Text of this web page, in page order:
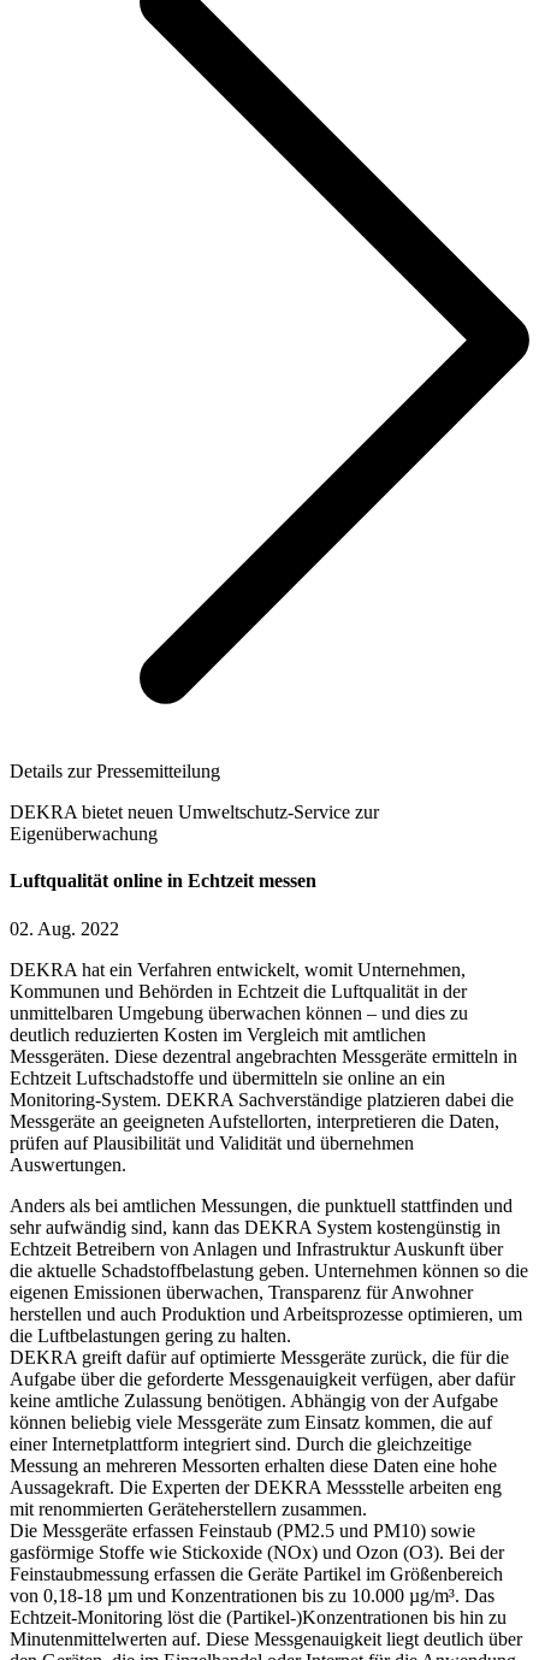
Details zur Pressemitteilung
DEKRA bietet neuen Umweltschutz-Service zur
Eigenüberwachung
Luftqualität online in Echtzeit messen
02. Aug. 2022
DEKRA hat ein Verfahren entwickelt, womit Unternehmen,
Kommunen und Behörden in Echtzeit die Luftqualität in der
unmittelbaren Umgebung überwachen können – und dies zu
deutlich reduzierten Kosten im Vergleich mit amtlichen
Messgeräten. Diese dezentral angebrachten Messgeräte ermitteln in
Echtzeit Luftschadstoffe und übermitteln sie online an ein
Monitoring-System. DEKRA Sachverständige platzieren dabei die
Messgeräte an geeigneten Aufstellorten, interpretieren die Daten,
prüfen auf Plausibilität und Validität und übernehmen
Auswertungen.
Anders als bei amtlichen Messungen, die punktuell stattfinden und
sehr aufwändig sind, kann das DEKRA System kostengünstig in
Echtzeit Betreibern von Anlagen und Infrastruktur Auskunft über
die aktuelle Schadstoffbelastung geben. Unternehmen können so die
eigenen Emissionen überwachen, Transparenz für Anwohner
herstellen und auch Produktion und Arbeitsprozesse optimieren, um
die Luftbelastungen gering zu halten.
DEKRA greift dafür auf optimierte Messgeräte zurück, die für die
Aufgabe über die geforderte Messgenauigkeit verfügen, aber dafür
keine amtliche Zulassung benötigen. Abhängig von der Aufgabe
können beliebig viele Messgeräte zum Einsatz kommen, die auf
einer Internetplattform integriert sind. Durch die gleichzeitige
Messung an mehreren Messorten erhalten diese Daten eine hohe
Aussagekraft. Die Experten der DEKRA Messstelle arbeiten eng
mit renommierten Geräteherstellern zusammen.
Die Messgeräte erfassen Feinstaub (PM2.5 und PM10) sowie
gasförmige Stoffe wie Stickoxide (NOx) und Ozon (O3). Bei der
Feinstaubmessung erfassen die Geräte Partikel im Größenbereich
von 0,18-18 µm und Konzentrationen bis zu 10.000 µg/m³. Das
Echtzeit-Monitoring löst die (Partikel-)Konzentrationen bis hin zu
Minutenmittelwerten auf. Diese Messgenauigkeit liegt deutlich über